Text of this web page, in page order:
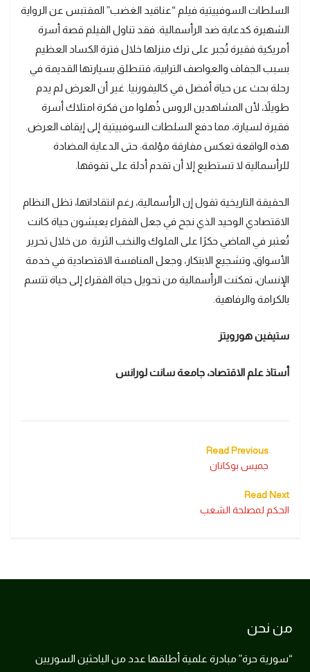
السلطات السوفييتية فيلم “عناقيد الغضب” المقتبس عن الرواية
الشهيرة كدعاية ضد الرأسمالية. فقد تناول الفيلم قصة أسرة
أمريكية فقيرة تُجبر على ترك منزلها خلال فترة الكساد العظيم
بسبب الجفاف والعواصف الترابية، فتنطلق بسيارتها القديمة في
رحلة بحث عن حياة أفضل في كاليفورنيا. غير أن العرض لم يدم
طويلاً، لأن المشاهدين الروس ذُهلوا من فكرة امتلاك أسرة
فقيرة لسيارة، مما دفع السلطات السوفييتية إلى إيقاف العرض.
هذه الواقعة تعكس مفارقة مؤلمة: حتى الدعاية المضادة
للرأسمالية لا تستطيع إلا أن تقدم أدلة على تفوقها.
الحقيقة التاريخية تقول إن الرأسمالية، رغم انتقاداتها، تظل النظام
الاقتصادي الوحيد الذي نجح في جعل الفقراء يعيشون حياة كانت
تُعتبر في الماضي حكرًا على الملوك والنخب الثرية. من خلال تحرير
الأسواق، وتشجيع الابتكار، وجعل المنافسة الاقتصادية في خدمة
الإنسان، تمكنت الرأسمالية من تحويل حياة الفقراء إلى حياة تتسم
بالكرامة والرفاهية.
ستيفين هورويتز
أستاذ علم الاقتصاد، جامعة سانت لورانس
Read Previous
جميس بوكانان
Read Next
الحكم لمصلحة الشعب
من نحن
“سورية حرة” مبادرة علمية أطلقها عدد من الباحثين السوريين